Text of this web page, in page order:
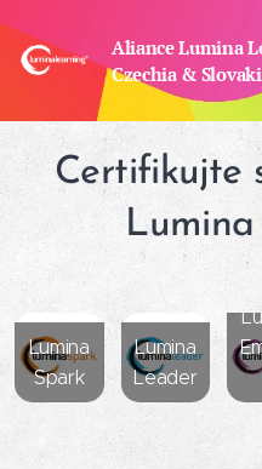
Aliance Lumina
Czechia &
Certifikujte
Lumina
Spark
Lumina
Leader